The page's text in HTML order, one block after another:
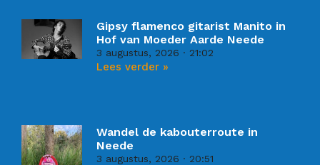
Gipsy flamenco gitarist Manito in
Hof van Moeder Aarde Neede
3 augustus, 2026 21:02
Lees verder »
Wandel de kabouterroute in
Neede
3 augustus, 2026 20:51